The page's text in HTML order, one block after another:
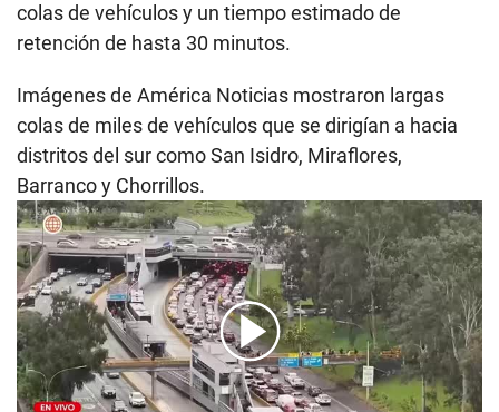
colas de vehículos y un tiempo estimado de
retención de hasta 30 minutos.
Imágenes de América Noticias mostraron largas
colas de miles de vehículos que se dirigían a hacia
distritos del sur como San Isidro, Miraflores,
Barranco y Chorrillos.